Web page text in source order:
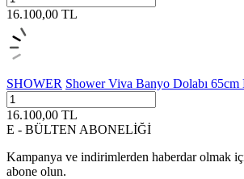
16.100,00 TL
SHOWER Shower Viva Banyo Dolabı 65cm
16.100,00 TL
E - BÜLTEN ABONELİĞİ
Kampanya ve indirimlerden haberdar olmak
abone olun.